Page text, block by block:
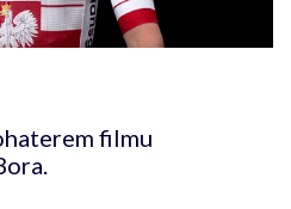
filmu